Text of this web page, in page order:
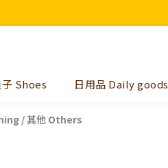
Shoes 日用品 Daily goods
/其他 Others